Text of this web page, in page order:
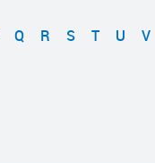
Q R S T U V